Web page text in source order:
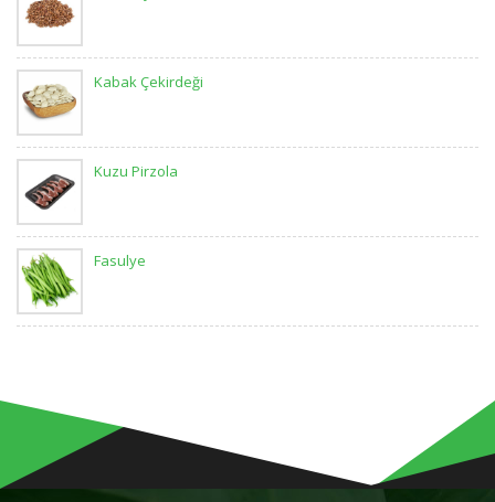
Kabak Çekirdeği
Kuzu Pirzola
Fasulye